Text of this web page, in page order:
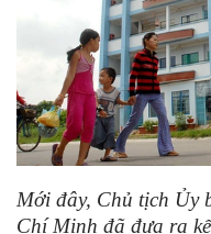
Mới đây, Chủ tịch Ủy
Chí Minh đã đưa ra